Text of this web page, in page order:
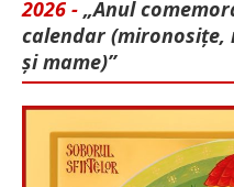
2026 - „Anul
calendar (mironosițe,
și mame)”